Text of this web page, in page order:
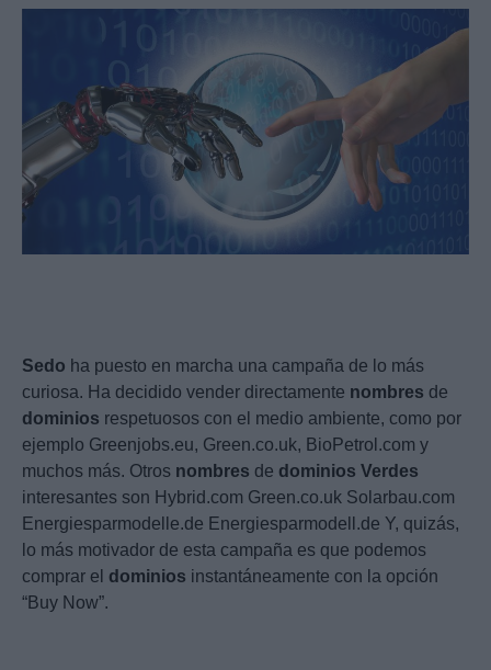
Sedo ha puesto en marcha una campaña de lo más
curiosa. Ha decidido vender directamente nombres de
dominios respetuosos con el medio ambiente, como por
ejemplo Greenjobs.eu, Green.co.uk, BioPetrol.com y
muchos más. Otros nombres de dominios Verdes
interesantes son Hybrid.com Green.co.uk Solarbau.com
Energiesparmodelle.de Energiesparmodell.de Y, quizás,
lo más motivador de esta campaña es que podemos
comprar el dominios instantáneamente con la opción
“Buy Now”.